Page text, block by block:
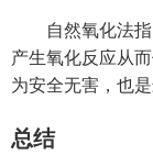
自然氧化法
产生氧化反应从
为安全无害，也
总结